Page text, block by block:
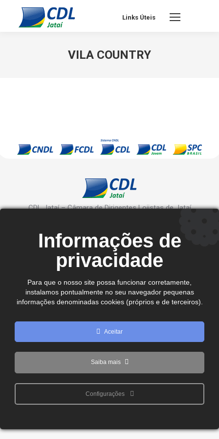
Links Úteis
VILA COUNTRY
CDL Jataí – Câmara de Dirigentes Lojistas de Jataí
Ver no mapa
comercial@cdljatai
(64) 99602 - 8923
Copyright © 2024 - 2026 CDL Jataí Todos os direitos
Informações de
privacidade
Para que o nosso site possa funcionar corretamente,
instalamos pontualmente no seu navegador pequenas
informações denominadas cookies (próprios e de terceiros).
Aceitar
Saiba mais
Configurações